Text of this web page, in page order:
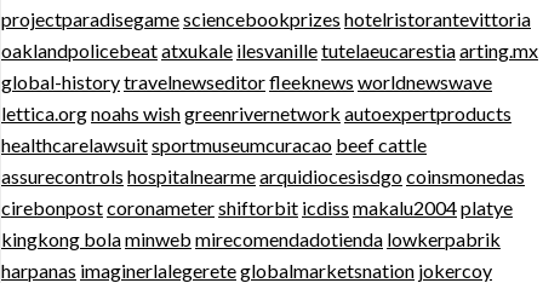
projectparadisegamesciencebookprizes hotelristorantevittoria
oaklandpolicebeatatxukale ilesvanilletutelaeucarestiaarting.mx
global-historytravelnewseditorfleeknews worldnewswave
lettica.orgnoahs wishgreenrivernetwork autoexpertproducts
healthcarelawsuitsportmuseumcuracao beef cattle
assurecontrols hospitalnearmearquidiocesisdgocoinsmonedas
cirebonpostcoronametershiftorbit icdiss makalu2004platye
kingkong bolaminweb mirecomendadotienda lowkerpabrik
harpanas imaginerlalegereteglobalmarketsnation jokercoy